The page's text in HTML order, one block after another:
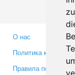
О нас
Политика
Правила